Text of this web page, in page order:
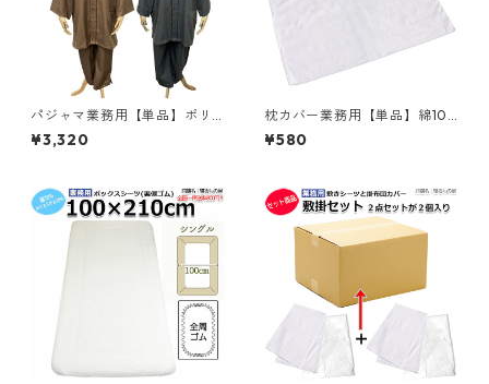
パジャマ業務用【単品】ポリ6
5% 綿35% 大人用フリーサイズ
ヘリンボーン織り 前ボタン開
三露産業 病衣 部屋着 ホテル
旅館 民宿 民泊／369664000
-ブラウン／369664010-グレ
ーネイビー
¥3,320
枕カバー業務用【単品】綿10
0% 42×68cm 通常タイプ ピ
ローケース 封筒型 ホワイト 白
泊／367560930
¥580